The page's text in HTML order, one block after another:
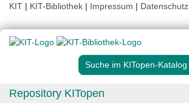
KIT | KIT-Bibliothek | Impressum | Datenschutz
Suche im KITopen-Katalog
Repository KITopen